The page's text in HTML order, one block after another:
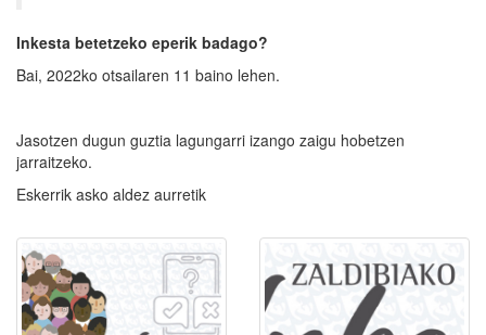
Inkesta betetzeko eperik badago?
Bai, 2022ko otsailaren 11 baino lehen.
Jasotzen dugun guztia lagungarri izango zaigu hobetzen
jarraitzeko.
Eskerrik asko aldez aurretik